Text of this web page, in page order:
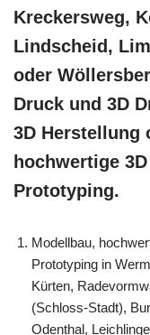
Kreckersweg,
Lindscheid,
oder
Druck und 3D
3D Herstellung
hochwertige
Prototyping.
Modellbau,
Prototyping in
Kürten,
(Schloss-Stadt),
Odenthal,